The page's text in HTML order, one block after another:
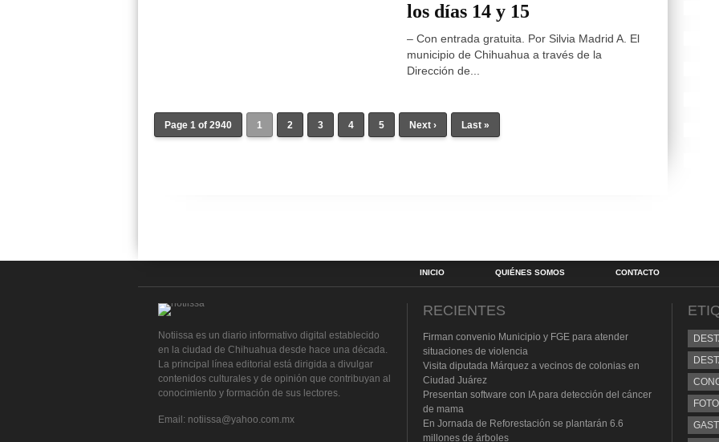
los días 14 y 15
– Con entrada gratuita. Por Silvia Madrid A. El
municipio de Chihuahua a través de la
Dirección de...
Page 1 of 2940 1 2 3 4 5 Next › Last »
INICIO QUIÉNES SOMOS CONTACTO
Notiissa es un diario informativo digital establecido
en la ciudad de Chihuahua desde hace una década.
La principal línea editorial está dirigida a divulgar
contenidos culturales y de opinión que contribuyan al
conocimiento y formación de sus lectores.
Email: notiissa@yahoo.com.mx
RECIENTES
Firman convenio Municipio y FGE para atender
situaciones de violencia
Visita diputada Márquez a vecinos de colonias en
Ciudad Juárez
Presentan software con IA para detección del cáncer
de mama
En Jornada de Reforestación se plantarán 6.6
millones de árboles